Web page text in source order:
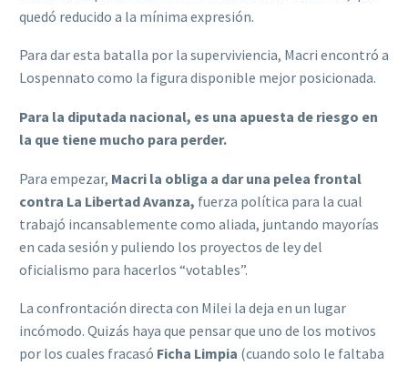
quedó reducido a la mínima expresión.
Para dar esta batalla por la superviviencia, Macri encontró a
Lospennato como la figura disponible mejor posicionada.
Para la diputada nacional, es una apuesta de riesgo en
la que tiene mucho para perder.
Para empezar, Macri la obliga a dar una pelea frontal
contra La Libertad Avanza, fuerza política para la cual
trabajó incansablemente como aliada, juntando mayorías
en cada sesión y puliendo los proyectos de ley del
oficialismo para hacerlos “votables”.
La confrontación directa con Milei la deja en un lugar
incómodo. Quizás haya que pensar que uno de los motivos
por los cuales fracasó Ficha Limpia (cuando solo le faltaba